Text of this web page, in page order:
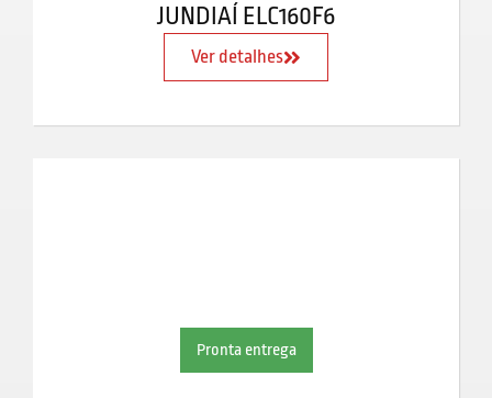
JUNDIAÍ ELC160F6
Ver detalhes
Pronta entrega